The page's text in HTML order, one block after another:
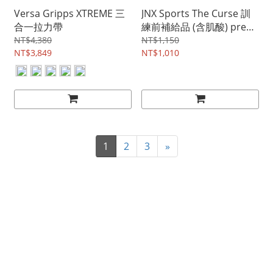
Versa Gripps XTREME 三
合一拉力帶
NT$4,380
NT$3,849
JNX Sports The Curse 訓
練前補給品 (含肌酸) pre
workout
NT$1,150
NT$1,010
1 2 3 »